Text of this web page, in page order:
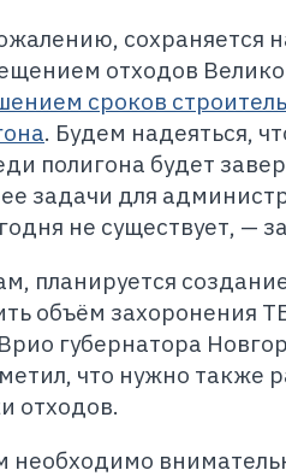
сохраняется
отходов
сроков
. Будем надеяться,
полигона будет
задачи для
не существует, —
планируется
объём захоронения
губернатора
что нужно также
отходов.
необходимо